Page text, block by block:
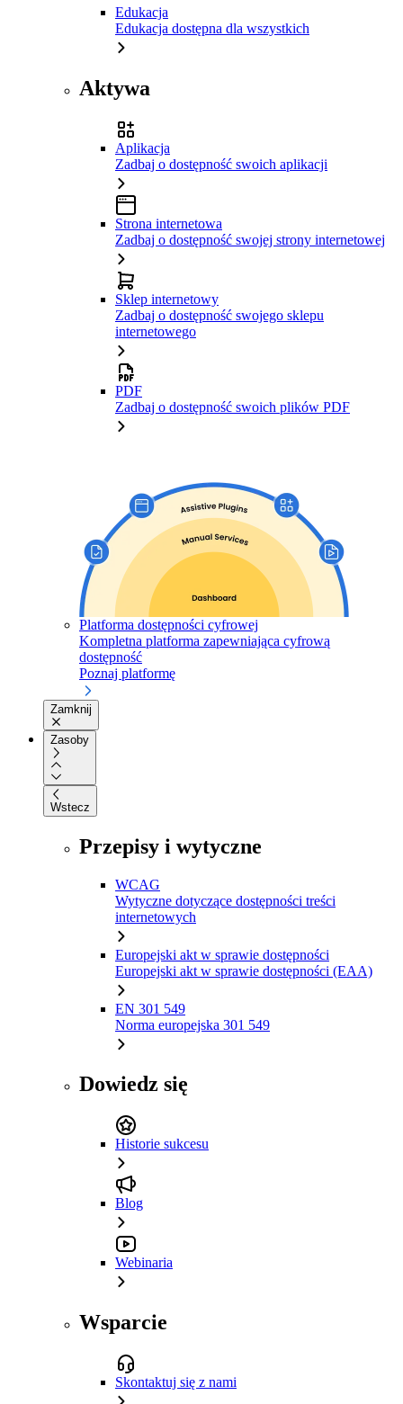
Edukacja
Edukacja dostępna dla wszystkich
Aktywa
Aplikacja
Zadbaj o dostępność swoich aplikacji
Strona internetowa
Zadbaj o dostępność swojej strony internetowej
Sklep internetowy
Zadbaj o dostępność swojego sklepu
internetowego
PDF
Zadbaj o dostępność swoich plików PDF
Platforma dostępności cyfrowej
Kompletna platforma zapewniająca cyfrową
dostępność
Poznaj platformę
Zamknij
Zasoby
Wstecz
Przepisy i wytyczne
WCAG
Wytyczne dotyczące dostępności treści
internetowych
Europejski akt w sprawie dostępności
Europejski akt w sprawie dostępności (EAA)
EN 301 549
Norma europejska 301 549
Dowiedz się
Historie sukcesu
Blog
Webinaria
Wsparcie
Skontaktuj się z nami